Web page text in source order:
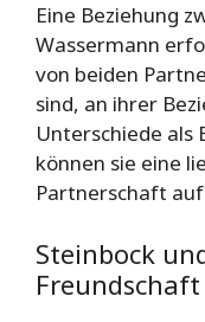
Eine Beziehung
Wassermann
von beiden
sind, an ihrer
Unterschiede als
können sie eine
Partnerschaft
Steinbock
Freundschaft